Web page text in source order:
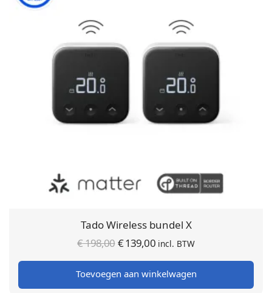
Tado Wireless bundel X
€198,00Oorspronkelijke
prijs was:
€ 198,00.
€139,00 Huidige
prijs is:
€ 139,00.
incl. BTW
Toevoegen aan winkelwagen